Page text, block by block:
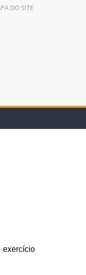
DO SITE
exercício